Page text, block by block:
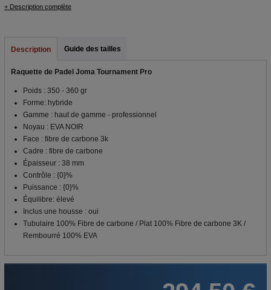
+ Description complète
Description Guide des tailles
Raquette de Padel Joma Tournament Pro
Poids : 350 - 360 gr
Forme: hybride
Gamme : haut de gamme - professionnel
Noyau : EVA NOIR
Face : fibre de carbone 3k
Cadre : fibre de carbone
Épaisseur : 38 mm
Contrôle : {0}%
Puissance : {0}%
Équilibre: élevé
Inclus une housse : oui
Tubulaire 100% Fibre de carbone / Plat 100% Fibre de carbone 3K /
Rembourré 100% EVA